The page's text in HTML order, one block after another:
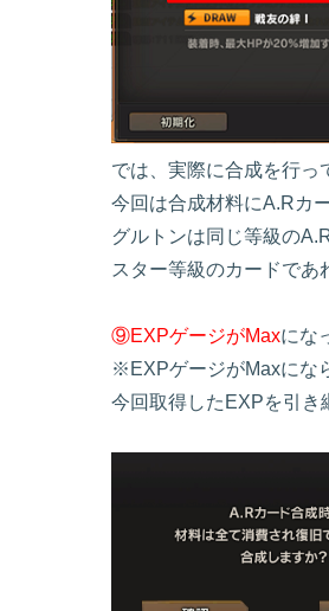
では、実際に合成を行っ
今回は合成材料にA.Rカ
グルトンは同じ等級の
スター等級のカードで
⑨EXPゲージがMaxにな
※EXPゲージがMaxにな
今回取得したEXPを引き